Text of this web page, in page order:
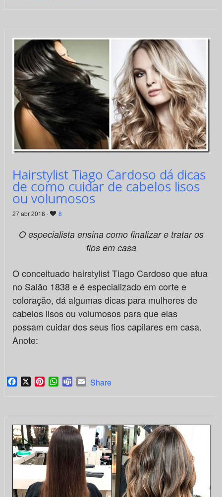
Hairstylist Tiago Cardoso dá dicas
de como cuidar de cabelos lisos
ou volumosos
27 abr 2018 · 8
O especialista ensina como finalizar e tratar os
fios em casa
O conceituado hairstylist Tiago Cardoso que atua
no Salão 1838 e é especializado em corte e
coloração, dá algumas dicas para mulheres de
cabelos lisos ou volumosos para que elas
possam cuidar dos seus fios capilares em casa.
Anote:
Facebook
X PinterestWhatsApp
TeamsEmail
Share